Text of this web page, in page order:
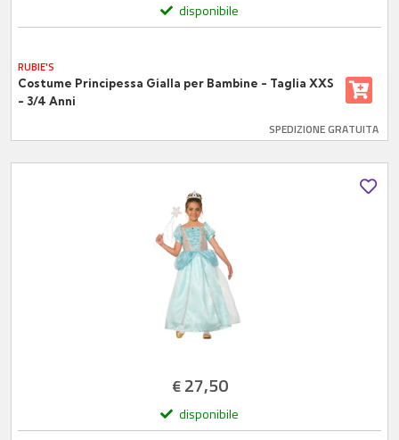
disponibile
RUBIE'S
Costume Principessa Gialla per Bambine - Taglia XXS
- 3/4 Anni
SPEDIZIONE GRATUITA
€27,50
disponibile